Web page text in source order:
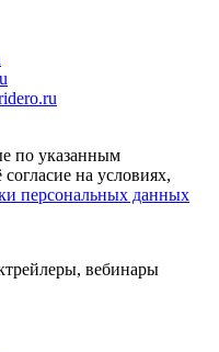
по указанным
на условиях,
персональных данных
вебинары